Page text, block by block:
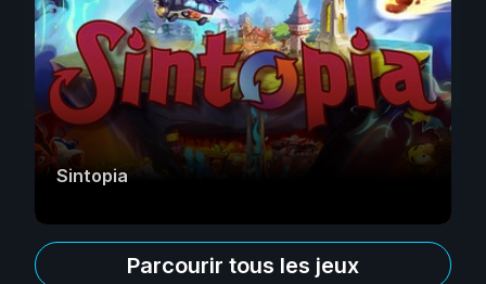
Sintopia
Parcourir tous les jeux